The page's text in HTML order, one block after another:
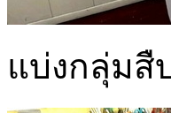
แบ่งกลุ่มสื